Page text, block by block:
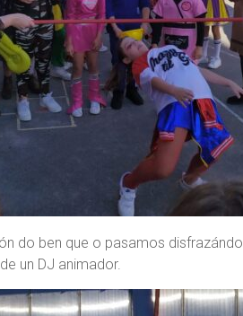
do ben que o pasamos
un DJ animador.